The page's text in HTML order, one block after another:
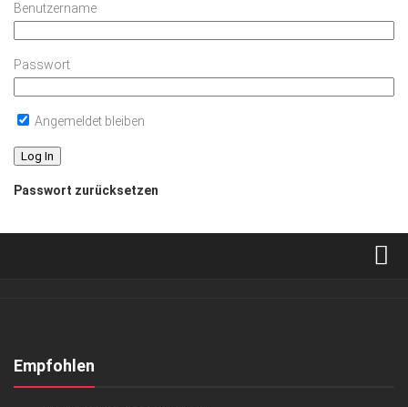
Benutzername
Passwort
Angemeldet bleiben
Passwort zurücksetzen
Kontakt, Impressum
Empfohlen